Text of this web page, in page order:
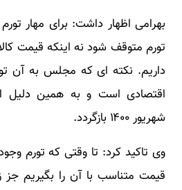
بهرامی اظهار داشت: برای مهار تورم
تورم متوقف شود نه اینکه قیمت
داریم. نکته ای که مجلس به آن
اقتصادی است و به همین دلیل
شهریور ۱۴۰۰ بازگردد.
وی تاکید کرد: تا وقتی که تورم
قیمت متناسب با آن را بگیریم جز